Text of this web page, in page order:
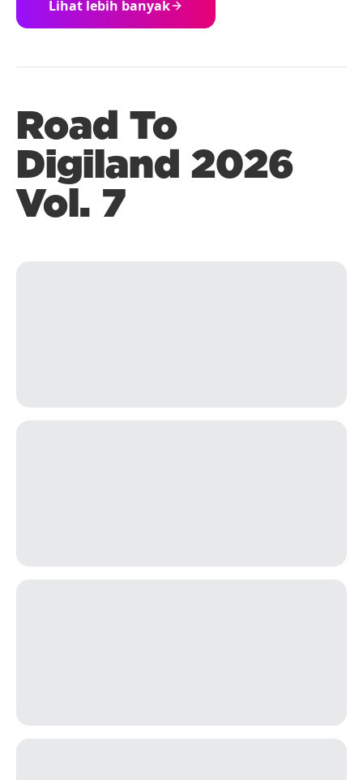
Lihat lebih banyak
Road To
Digiland 2026
Vol. 7